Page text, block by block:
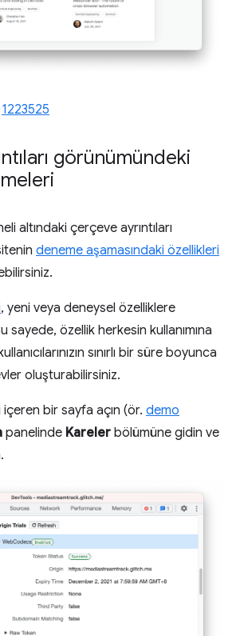
1223525
görünümündeki
altındaki çerçeve ayrıntıları
deneme aşamasındaki özellikleri
, yeni veya deneysel özelliklere
sayede, özellik herkesin kullanımına
sınırlı bir süre boyunca
oluşturabilirsiniz.
bir sayfa açın (ör. demo
panelinde Kareler bölümüne gidin ve